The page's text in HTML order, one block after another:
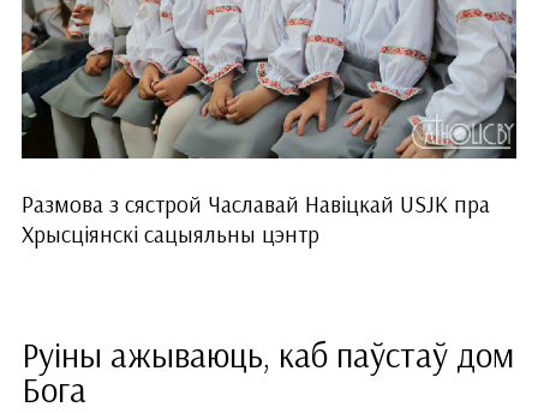
Размова з сястрой Чаславай Навіцкай USJK пра
Хрысціянскі сацыяльны цэнтр
Руіны ажываюць, каб паўстаў дом
Бога